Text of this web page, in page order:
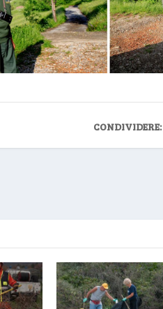
CONDIVIDERE: